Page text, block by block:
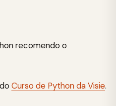
recomendo o
Curso de Python da Visie.